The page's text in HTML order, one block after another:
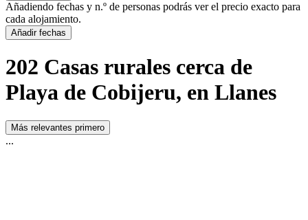
Añadiendo fechas y n.º de personas podrás ver el precio exacto para
cada alojamiento.
Añadir fechas
202 Casas rurales cerca de
Playa de Cobijeru, en Llanes
Más relevantes primero
...